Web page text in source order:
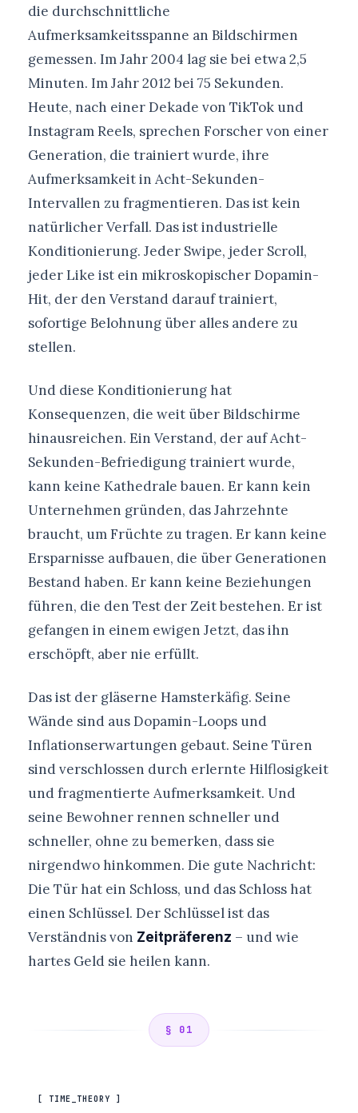
die durchschnittliche
Aufmerksamkeitsspanne an Bildschirmen
gemessen. Im Jahr 2004 lag sie bei etwa 2,5
Minuten. Im Jahr 2012 bei 75 Sekunden.
Heute, nach einer Dekade von TikTok und
Instagram Reels, sprechen Forscher von einer
Generation, die trainiert wurde, ihre
Aufmerksamkeit in Acht-Sekunden-
Intervallen zu fragmentieren. Das ist kein
natürlicher Verfall. Das ist industrielle
Konditionierung. Jeder Swipe, jeder Scroll,
jeder Like ist ein mikroskopischer Dopamin-
Hit, der den Verstand darauf trainiert,
sofortige Belohnung über alles andere zu
stellen.
Und diese Konditionierung hat
Konsequenzen, die weit über Bildschirme
hinausreichen. Ein Verstand, der auf Acht-
Sekunden-Befriedigung trainiert wurde,
kann keine Kathedrale bauen. Er kann kein
Unternehmen gründen, das Jahrzehnte
braucht, um Früchte zu tragen. Er kann keine
Ersparnisse aufbauen, die über Generationen
Bestand haben. Er kann keine Beziehungen
führen, die den Test der Zeit bestehen. Er ist
gefangen in einem ewigen Jetzt, das ihn
erschöpft, aber nie erfüllt.
Das ist der gläserne Hamsterkäfig. Seine
Wände sind aus Dopamin-Loops und
Inflationserwartungen gebaut. Seine Türen
sind verschlossen durch erlernte Hilflosigkeit
und fragmentierte Aufmerksamkeit. Und
seine Bewohner rennen schneller und
schneller, ohne zu bemerken, dass sie
nirgendwo hinkommen. Die gute Nachricht:
Die Tür hat ein Schloss, und das Schloss hat
einen Schlüssel. Der Schlüssel ist das
Verständnis von Zeitpräferenz – und wie
hartes Geld sie heilen kann.
§ 01
[ TIME_THEORY ]